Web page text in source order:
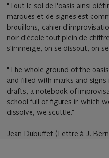
"Tout le sol de l'oasis ainsi
marques et de signes est
brouillons, cahier
noir d'école tout plein de
s'immerge, on se dissout, on
"The whole ground of the
and filled with marks and
drafts, a notebook of
school full of figures in which
dissolve, we scuttle."
Jean Dubuffet (Lettre à J.